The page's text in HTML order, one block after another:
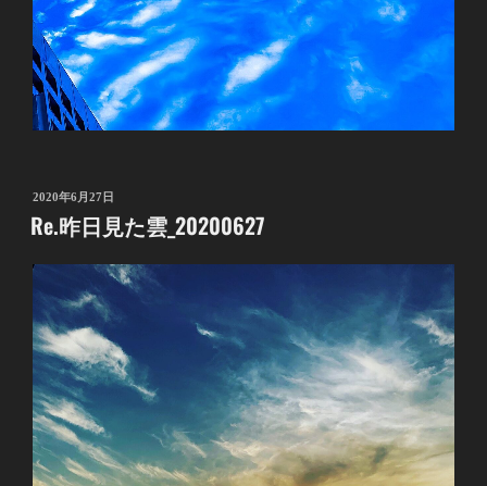
投
稿
日:
2020年6月27日
Re.昨日見た雲_20200627